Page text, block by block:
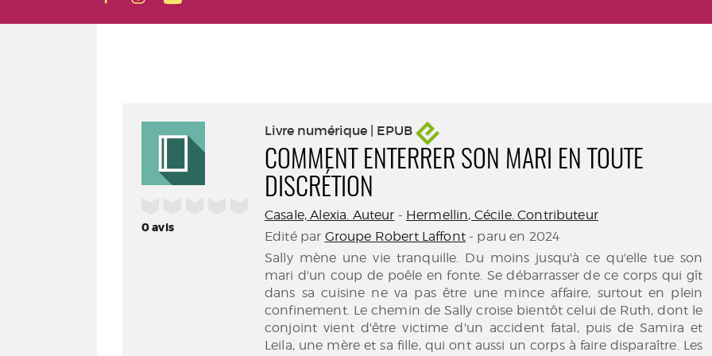
0avis
Livre numérique | EPUB
COMMENT ENTERRER SON MARI EN TOUTE
DISCRÉTION
Casale, Alexia. Auteur - Hermellin, Cécile. Contributeur
Edité par Groupe Robert Laffont- paru en 2024
Sally mène une vie tranquille. Du moins jusqu'à ce qu'elle tue son
mari d'un coup de poêle en fonte. Se débarrasser de ce corps qui gît
dans sa cuisine ne va pas être une mince affaire, surtout en plein
confinement. Le chemin de Sally croise bientôt celui de Ruth, dont le
conjoint vient d'être victime d'un accident fatal, puis de Samira et
Leila, une mère et sa fille, qui ont aussi un corps à faire disparaître. Les